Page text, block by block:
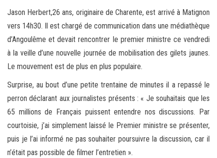
n
Jason Herbert,26 ans, originaire de Charente, est arrivé à Matignon
vers 14h30. Il est chargé de communication dans une médiathèque
d’Angoulême et devait rencontrer le premier ministre ce vendredi
à la veille d’une nouvelle journée de mobilisation des gilets jaunes.
Le mouvement est de plus en plus populaire.
Surprise, au bout d’une petite trentaine de minutes il a repassé le
perron déclarant aux journalistes présents : « Je souhaitais que les
65 millions de Français puissent entendre nos discussions. Par
courtoisie, j’ai simplement laissé le Premier ministre se présenter,
puis je l’ai informé ne pas souhaiter poursuivre la discussion, car il
n’était pas possible de filmer l’entretien ».